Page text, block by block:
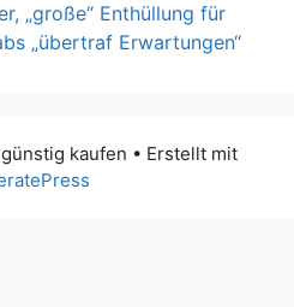
„große“ Enthüllung für
„übertraf Erwartungen“
kaufen • Erstellt mit